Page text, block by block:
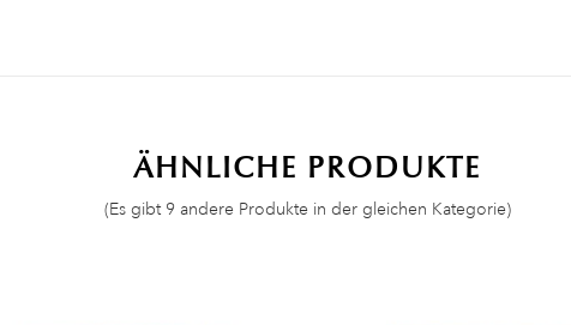
ÄHNLICHE PRODUKTE
(Es gibt 9 andere Produkte in der gleichen Kategorie)